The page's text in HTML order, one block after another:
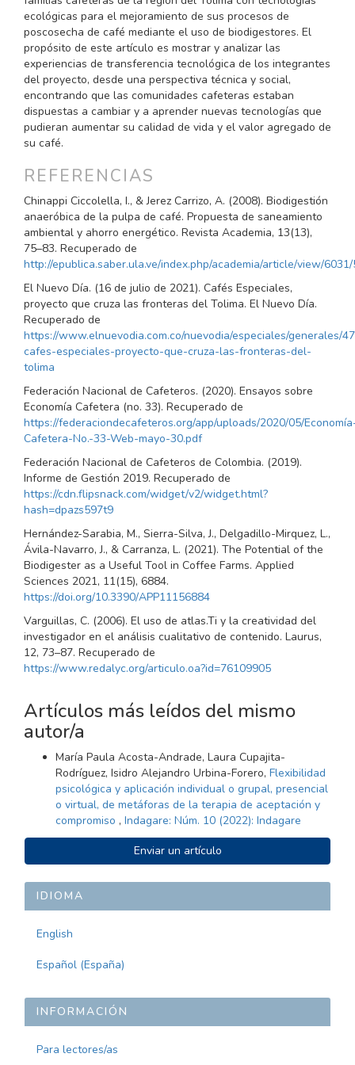
ecológicas para el mejoramiento de sus procesos de
poscosecha de café mediante el uso de biodigestores. El
propósito de este artículo es mostrar y analizar las
experiencias de transferencia tecnológica de los integrantes
del proyecto, desde una perspectiva técnica y social,
encontrando que las comunidades cafeteras estaban
dispuestas a cambiar y a aprender nuevas tecnologías que
pudieran aumentar su calidad de vida y el valor agregado de
su café.
REFERENCIAS
Chinappi Ciccolella, I., & Jerez Carrizo, A. (2008). Biodigestión
anaeróbica de la pulpa de café. Propuesta de saneamiento
ambiental y ahorro energético. Revista Academia, 13(13),
75–83. Recuperado de
http://epublica.saber.ula.ve/index.php/academia/article/view/
El Nuevo Día. (16 de julio de 2021). Cafés Especiales,
proyecto que cruza las fronteras del Tolima. El Nuevo Día.
Recuperado de
https://www.elnuevodia.com.co/nuevodia/especiales/generales/
cafes-especiales-proyecto-que-cruza-las-fronteras-del-
tolima
Federación Nacional de Cafeteros. (2020). Ensayos sobre
Economía Cafetera (no. 33). Recuperado de
https://federaciondecafeteros.org/app/uploads/2020/05/
Cafetera-No.-33-Web-mayo-30.pdf
Federación Nacional de Cafeteros de Colombia. (2019).
Informe de Gestión 2019. Recuperado de
https://cdn.flipsnack.com/widget/v2/widget.html?
hash=dpazs597t9
Hernández-Sarabia, M., Sierra-Silva, J., Delgadillo-Mirquez, L.,
Ávila-Navarro, J., & Carranza, L. (2021). The Potential of the
Biodigester as a Useful Tool in Coffee Farms. Applied
Sciences 2021, 11(15), 6884.
https://doi.org/10.3390/APP11156884
Varguillas, C. (2006). El uso de atlas.Ti y la creatividad del
investigador en el análisis cualitativo de contenido. Laurus,
12, 73–87. Recuperado de
https://www.redalyc.org/articulo.oa?id=76109905
Artículos más leídos del mismo
autor/a
María Paula Acosta-Andrade, Laura Cupajita-
Rodríguez, Isidro Alejandro Urbina-Forero, Flexibilidad
psicológica y aplicación individual o grupal, presencial
o virtual, de metáforas de la terapia de aceptación y
compromiso , Indagare: Núm. 10 (2022): Indagare
ENVIAR
UN
ARTÍCULO
Enviar un artículo
IDIOMA
English
Español (España)
INFORMACIÓN
Para lectores/as